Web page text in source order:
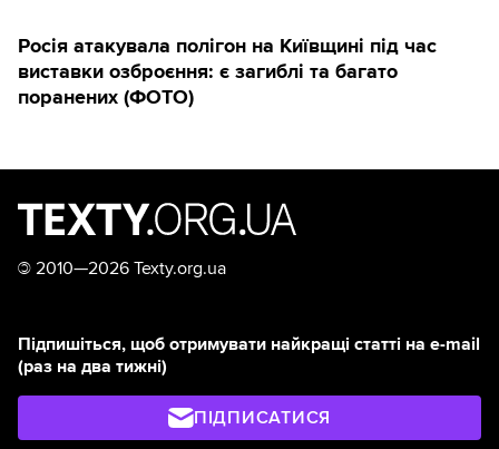
Росія атакувала полігон на Київщині під час
виставки озброєння: є загиблі та багато
поранених (ФОТО)
© 2010—2026 Texty.org.ua
Підпишіться, щоб отримувати найкращі статті на e-mail
(раз на два тижні)
ПІДПИСАТИСЯ